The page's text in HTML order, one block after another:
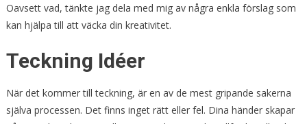
Oavsett vad, tänkte jag dela med mig av några enkla förslag som
kan hjälpa till att väcka din kreativitet.
Teckning Idéer
När det kommer till teckning, är en av de mest gripande sakerna
själva processen. Det finns inget rätt eller fel. Dina händer skapar